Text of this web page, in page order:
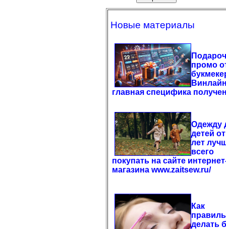
Новые материалы
промо
главная специфика
Одежду
детей
лет
всего
покупать на сайте
магазина www.zaitsew.ru/
Как
делать